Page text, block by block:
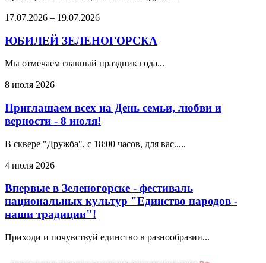
17.07.2026 – 19.07.2026
ЮБИЛЕЙ ЗЕЛЕНОГОРСКА
Мы отмечаем главный праздник года...
8 июля 2026
Приглашаем всех на День семьи, любви и
верности - 8 июля!
В сквере "Дружба", с 18:00 часов, для вас.....
4 июля 2026
Впервые в Зеленогорске - фестиваль
национальных культур "Единство народов -
наши традиции"!
Приходи и почувствуй единство в разнообразии...